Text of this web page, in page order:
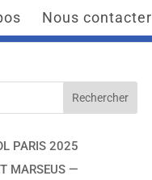
Nous contacter
PARIS 2025
MARSEUS —